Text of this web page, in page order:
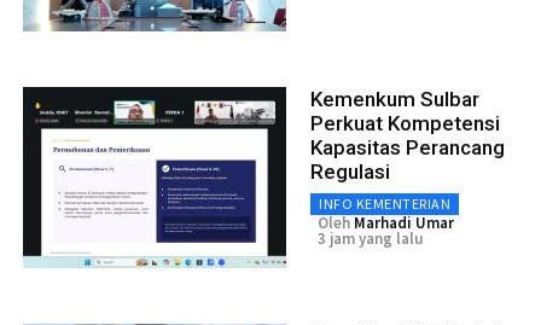
Kemenkum Sulbar
Perkuat Kompetensi
Kapasitas Perancang
Regulasi
INFO KEMENTERIAN
Oleh Marhadi Umar
3 jam yang lalu